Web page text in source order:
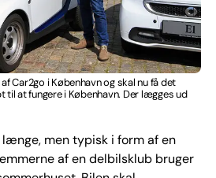
Car2go i København og skal nu få det
at fungere i København. Der lægges ud
men typisk i form af en
af en delbilsklub bruger